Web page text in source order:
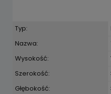
Typ:
Nazwa:
Wysokość:
Szerokość:
Głębokość: